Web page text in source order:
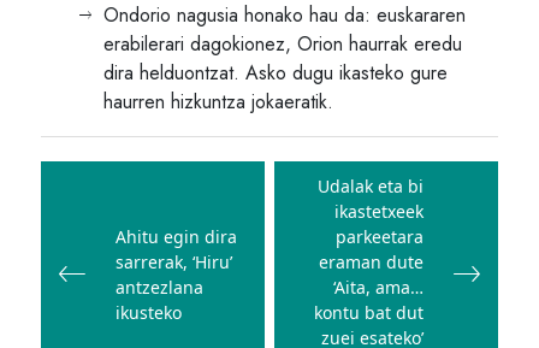
Ondorio nagusia honako hau da: euskararen
erabilerari dagokionez, Orion haurrak eredu
dira helduontzat. Asko dugu ikasteko gure
haurren hizkuntza jokaeratik.
Bidalketetan
nabigatuAhitu egin dira
sarrerak, ‘Hiru’
antzezlana
ikusteko
Udalak eta bi
ikastetxeek
parkeetara
eraman dute
‘Aita, ama…
kontu bat dut
zuei esateko’